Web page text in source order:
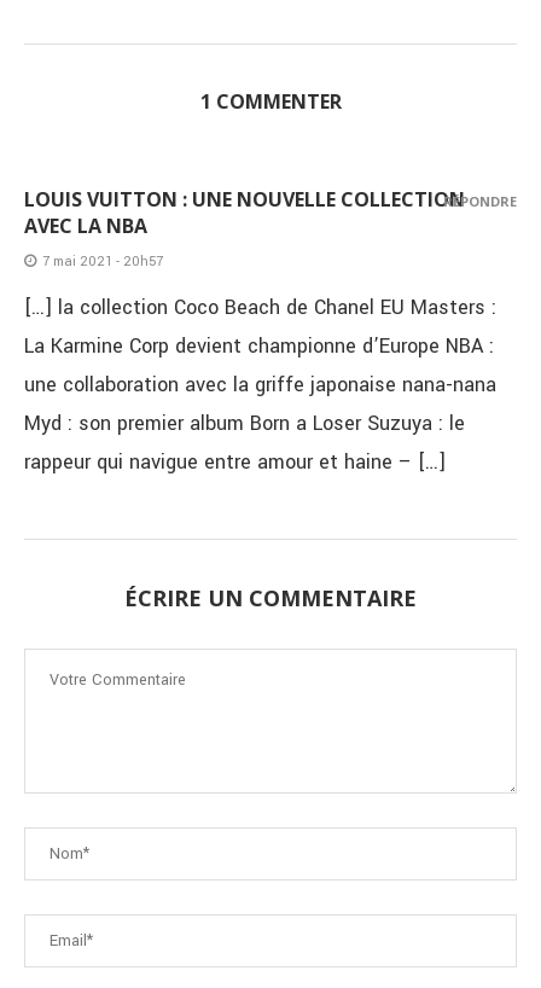
1 COMMENTER
LOUIS VUITTON : UNE NOUVELLE COLLECTION
AVEC LA NBA
7 mai 2021 - 20h57
[…] la collection Coco Beach de Chanel EU Masters :
La Karmine Corp devient championne d’Europe NBA :
une collaboration avec la griffe japonaise nana-nana
Myd : son premier album Born a Loser Suzuya : le
rappeur qui navigue entre amour et haine – […]
RÉPONDRE
ÉCRIRE UN COMMENTAIRE